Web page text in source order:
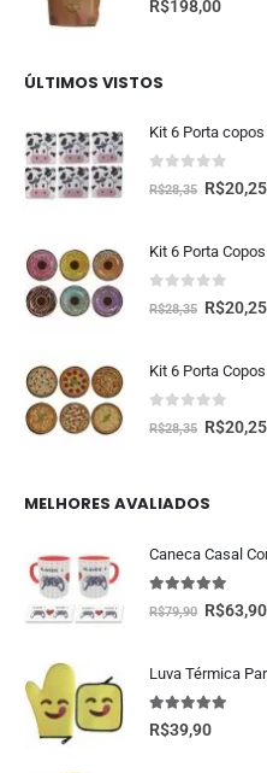
R$198,00
ÚLTIMOS VISTOS
Kit 6 Porta
fora de 5
R$28,35 R$20,25
Kit 6 Porta
fora de 5
R$28,35 R$20,25
Kit 6 Porta
fora de 5
R$28,35 R$20,25
MELHORES AVALIADOS
fora de 5
R$79,90 R$63,90
5.00fora de 5
R$39,90